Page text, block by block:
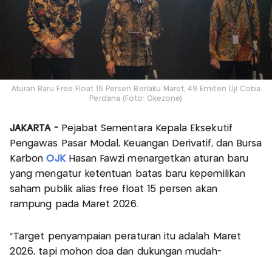
Aturan Baru Free Float 15 Persen Berlaku Maret, 49 Emiten Uji Coba
Perdana (Foto: Okezone)
JAKARTA -Pejabat Sementara Kepala Eksekutif
Pengawas Pasar Modal, Keuangan Derivatif, dan Bursa
KarbonOJKHasan Fawzi menargetkan aturan baru
yang mengatur ketentuan batas baru kepemilikan
saham publik alias free float 15 persen akan
rampung pada Maret 2026.
"Target penyampaian peraturan itu adalah Maret
2026, tapi mohon doa dan dukungan mudah-